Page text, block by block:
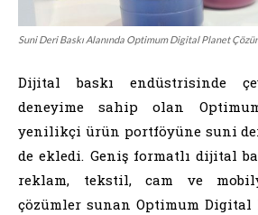
Suni Deri Baskı Alanında Optimum Digital Planet
Dijital baskı endüstrisinde
deneyime sahip olan
yenilikçi ürün portföyüne suni
de ekledi. Geniş formatlı dijital
reklam, tekstil, cam ve
çözümler sunan Optimum